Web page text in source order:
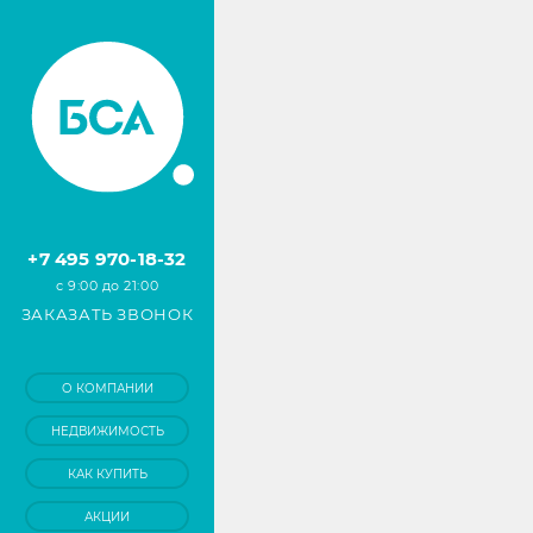
+7 495 970-18-32
с 9:00 до 21:00
ЗАКАЗАТЬ ЗВОНОК
О КОМПАНИИ
НЕДВИЖИМОСТЬ
КАК КУПИТЬ
АКЦИИ